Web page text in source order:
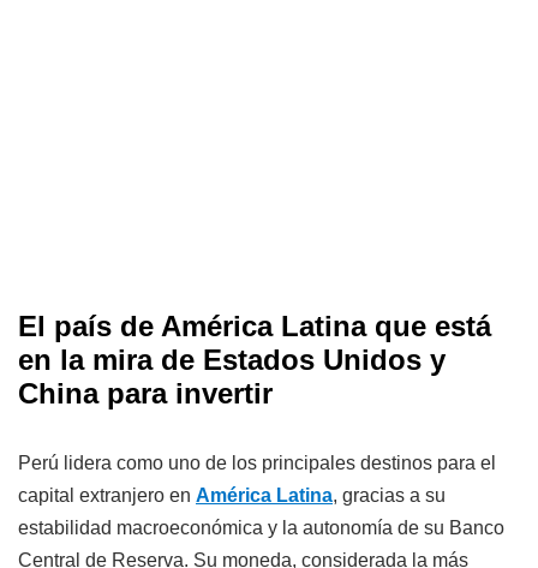
El país de América Latina que está
en la mira de Estados Unidos y
China para invertir
Perú lidera como uno de los principales destinos para el
capital extranjero en América Latina, gracias a su
estabilidad macroeconómica y la autonomía de su Banco
Central de Reserva. Su moneda, considerada la más